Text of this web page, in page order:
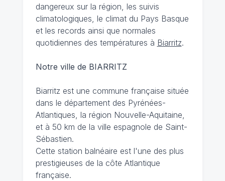
dangereux sur la région, les suivis
climatologiques, le climat du Pays Basque
et les records ainsi que normales
quotidiennes des températures à Biarritz.
Notre ville de BIARRITZ
Biarritz est une commune française située
dans le département des Pyrénées-
Atlantiques, la région Nouvelle-Aquitaine,
et à 50 km de la ville espagnole de Saint-
Sébastien.
Cette station balnéaire est l'une des plus
prestigieuses de la côte Atlantique
française.